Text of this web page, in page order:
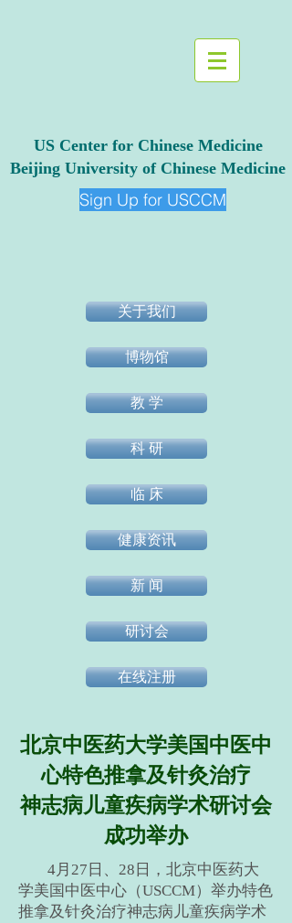
US Center for Chinese Medicine
Beijing University of Chinese Medicine
Sign Up for USCCM
关于我们
博物馆
教 学
科 研
临 床
健康资讯
新 闻
研讨会
在线注册
北京中医药大学美国中医中
心特色推拿及针灸治疗
神志病儿童疾病学术研讨会
成功举办
4月27日、28日，北京中医药大
学美国中医中心（USCCM）举办特色
推拿及针灸治疗神志病儿童疾病学术